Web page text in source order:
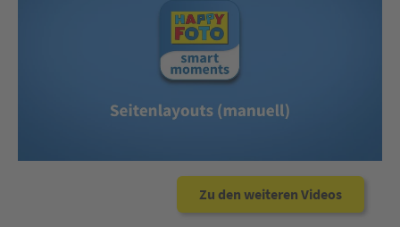
Zu den weiteren Videos